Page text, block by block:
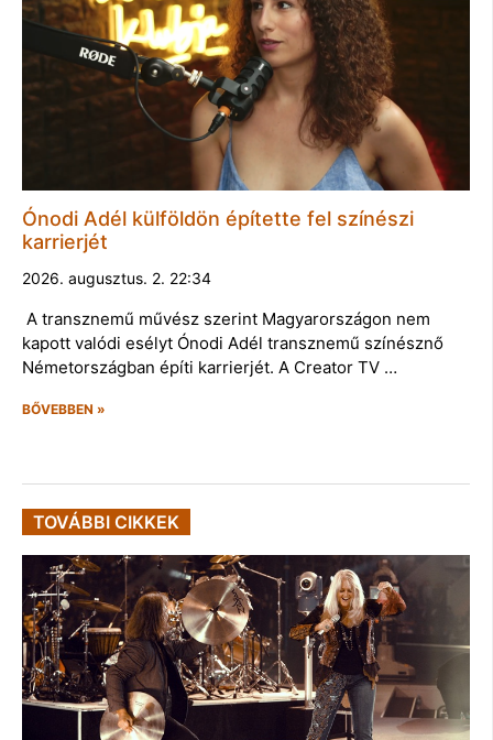
Ónodi Adél külföldön építette fel színészi
karrierjét
2026. augusztus. 2. 22:34
A transznemű művész szerint Magyarországon nem
kapott valódi esélyt Ónodi Adél transznemű színésznő
Németországban építi karrierjét. A Creator TV …
BŐVEBBEN »
TOVÁBBI CIKKEK